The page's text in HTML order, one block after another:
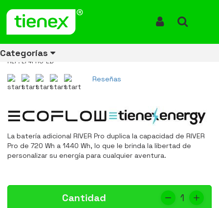
Categorías
Batería Adicional Ecoflow para River Pro 720Wh Capacidad
Batería Adicional Ecoflow para
River Pro 720Wh Capacidad
REF: EF4PRO-EB
Reseñas
La batería adicional RIVER Pro duplica la capacidad de RIVER
Pro de 720 Wh a 1440 Wh, lo que le brinda la libertad de
personalizar su energía para cualquier aventura.
Cantidad 1
productos
ENERGÍA
productos
CANECAS
DE
RECICLAJE
productos
RUBBERMAID
productos
EQUIPOS
DE
LIMPIEZA
productos
MANEJO
DE
MATERIALES
productos
AIRE
LIBRE
productos
ACCESORIOS
PARA
BAÑOS